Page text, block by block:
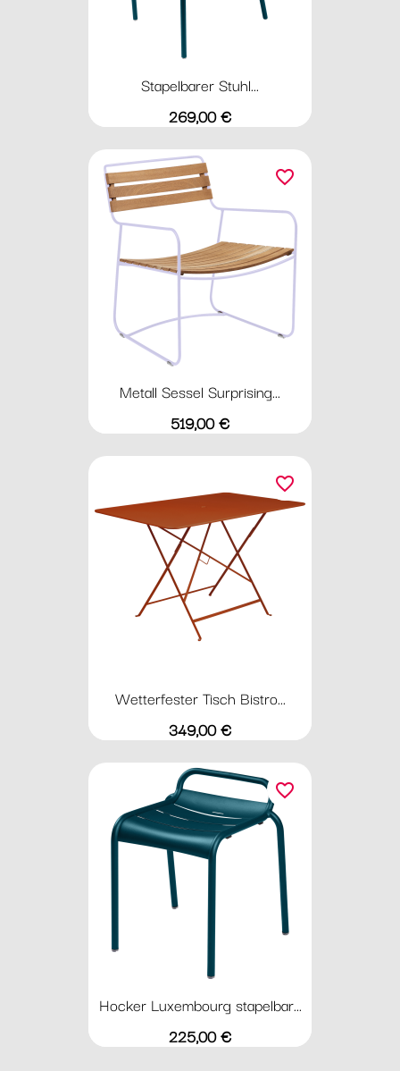
Stapelbarer Stuhl...
Preis
269,00 €
Metall Sessel Surprising...
Preis
519,00 €
favorite_border
Wetterfester Tisch Bistro...
Preis
349,00 €
favorite_border
Hocker Luxembourg stapelbar...
Preis
225,00 €
favorite_border